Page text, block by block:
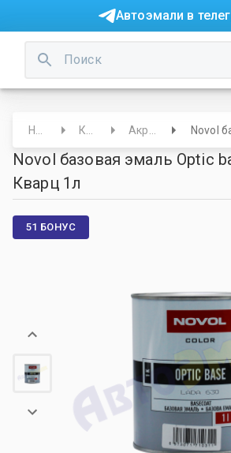
Автоэмали в
Novol базовая эмаль Optic
Кварц 1л
51 БОНУС